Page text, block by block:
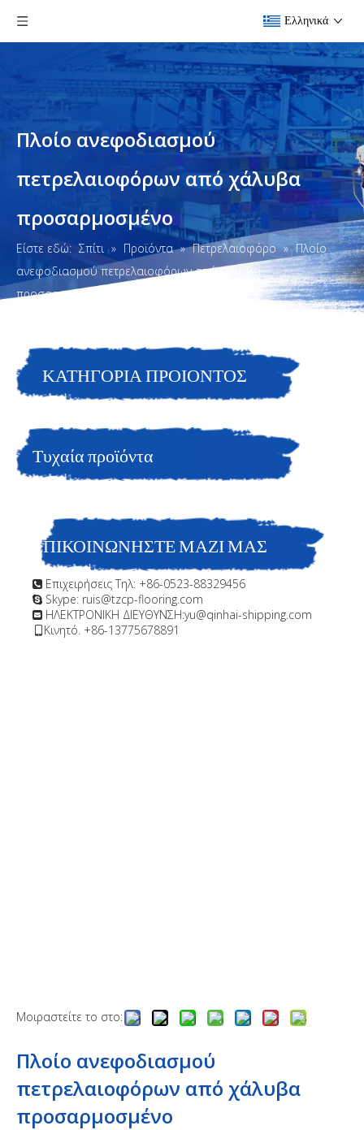
Ελληνικά
Πλοίο ανεφοδιασμού
πετρελαιοφόρων από χάλυβα
προσαρμοσμένο
Είστε εδώ: Σπίτι » Προϊόντα » Πετρελαιοφόρο » Πλοίο
ανεφοδιασμού πετρελαιοφόρων από χάλυβα
προσαρμοσμένο
ΚΑΤΗΓΟΡΙΑ ΠΡΟΙΟΝΤΟΣ
Τυχαία προϊόντα
ΕΠΙΚΟΙΝΩΝΗΣΤΕ ΜΑΖΙ ΜΑΣ
 Επιχειρήσεις Τηλ: +86-0523-88329456
 Skype: ruis@tzcp-flooring.com
 ΗΛΕΚΤΡΟΝΙΚΗ ΔΙΕΥΘΥΝΣΗ:yu@qinhai-shipping.com
Κινητό. +86-13775678891
Μοιραστείτε το στο:
Πλοίο ανεφοδιασμού
πετρελαιοφόρων από χάλυβα
προσαρμοσμένο